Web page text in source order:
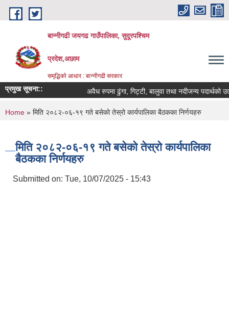
Skip to main content
बान्नीगढी जयगढ गाउँपालिका, सुदूरपश्चिम
प्रदेश,अछाम
समृद्धिको आधार : बान्नीगढी सरकार
प्रमुख सूचना:: अवैध रुपमा ढुंगा, गिट्टी, बालुवा तथा नदीजन्य
You are here
Home » मिति २०८२-०६-१९ गते बसेको तेस्रो कार्यपालिका बैठकका निर्णयहरु
मिति २०८२-०६-१९ गते बसेको तेस्रो कार्यपालिका
बैठकका निर्णयहरु
Submitted on: Tue, 10/07/2025 - 15:43